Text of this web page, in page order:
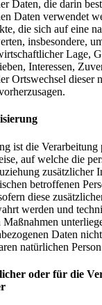
Daten, die darin
Daten verwendet
die sich auf eine
insbesondere,
Lage,
Interessen,
Ortswechsel dieser
ist die Verarbeitung
auf welche die
zusätzlicher
betroffenen
diese
werden und
Maßnahmen
Daten
natürlichen
oder für die